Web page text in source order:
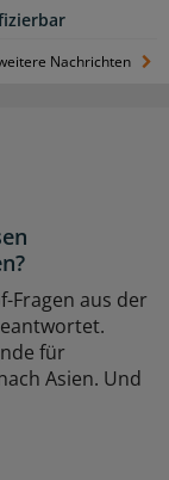
Nachrichten
Fragen aus der
für
Asien. Und